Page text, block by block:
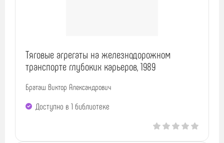
Тяговые агрегаты на железнодорожном
транспорте глубоких карьеров, 1989
Браташ Виктор Александрович
Доступно в 1 библиотекe